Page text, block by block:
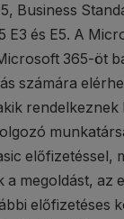
Business
E3 és E5. A
365-öt
számára
rendelkeznek
előfizetéssel,
a megoldást, az
előfizetéses